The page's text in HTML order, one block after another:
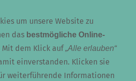
um unsere Website zu
das bestmögliche Online-
dem Klick auf„Alle erlauben“
einverstanden. Klicken sie
weiterführende Informationen